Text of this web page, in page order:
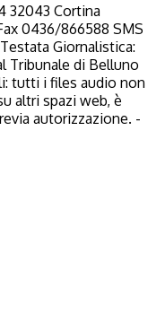
32043 Cortina
0436/866588 SMS
Giornalistica:
Tribunale di Belluno
tutti i files audio non
altri spazi web, è
autorizzazione. -